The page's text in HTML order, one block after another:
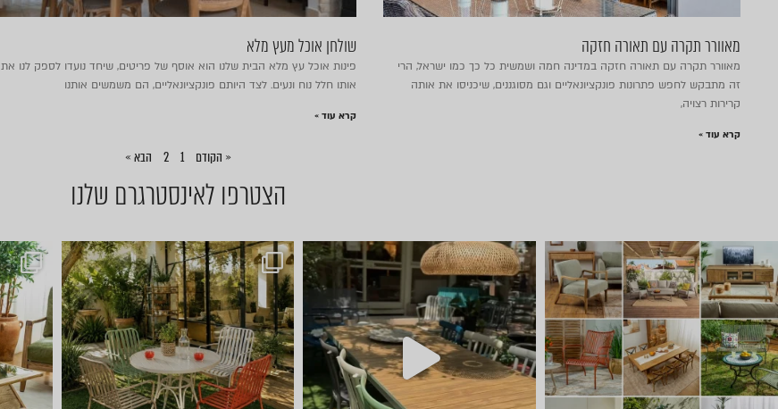
מאוורר תקרה עם תאורה חזקה
מאוורר תקרה עם תאורה חזקה במדינה חמה ושמשית כל כך כמו ישראל, הרי
זה מתבקש לחפש פתרונות פונקציונאליים וגם מסוגננים, שיכניסו את אותה
קרירות רצויה,
קרא עוד »
שולחן אוכל מעץ מלא
פינות אוכל עץ מלא הבית שלנו הוא אוסף של פריטים, שיחד נועדו לספק לנו את
אותו חלל נוח ונעים. לצד היותם פונקציונאליים, הם משמשים אותנו
קרא עוד »
« הקודם 1
2 הבא »
הצטרפו לאינסטרגרם שלנו
יום שישי 🔆 🌈 ניפגש אצלנו ב חדש ⭐ קונטיינרים של ריהוט ל ועכשיו הגיע הזמן לשולחן הסל